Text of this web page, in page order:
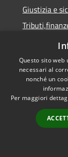
Giustizia e
Salute,
Agricoltura
Questo sito web
necessari al
nonché un
Per maggiori